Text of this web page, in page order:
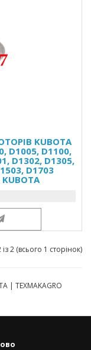
KUBOTA
D1005, D1100,
D1302, D1305,
D1703
2 (всього 1 сторінок)
| TEXMAKAGRO